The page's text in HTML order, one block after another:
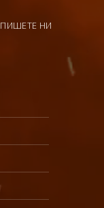
ПИШЕТЕ НИ